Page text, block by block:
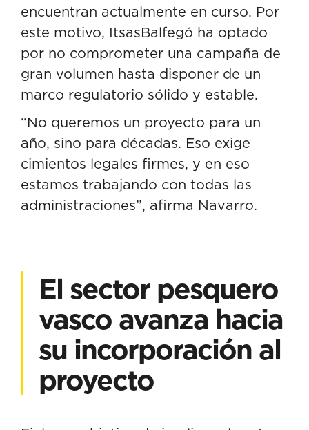
encuentran actualmente en curso. Por
este motivo, ItsasBalfegó ha optado
por no comprometer una campaña de
gran volumen hasta disponer de un
marco regulatorio sólido y estable.
“No queremos un proyecto para un
año, sino para décadas. Eso exige
cimientos legales firmes, y en eso
estamos trabajando con todas las
administraciones”, afirma Navarro.
El sector pesquero
vasco avanza hacia
su incorporación al
proyecto